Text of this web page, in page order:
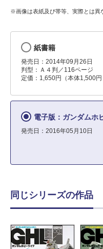
※画像は表紙及び帯等、実際とは異
紙書籍
発売日：2014年09月26日
判型：Ａ４判／116ページ
定価：1,650円（本体1,500円
電子版：ガンダムホ
発売日：2016年05月10日
同じシリーズの作品